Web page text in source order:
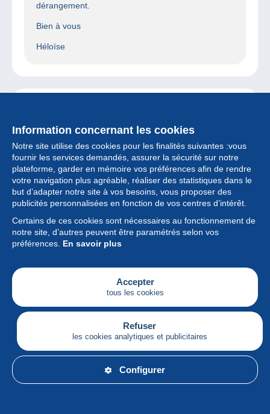
dérangement.
Bien à vous
Héloïse
bonjour,pouvez vous me dire apres de multiple tentative
comment fonctionne mon inscription sur votre site afin de
commander des cartes postal et de les achetés.Avez vos
un numéro de tel pour vous contacter avec vos heures de
disponibilité.
Héloïse
4/06/2020 at 08:19
Répondre
Bonjour,
Pour vous inscrire, cliquez sur l’onglet en haut à
gauche s’inscrire. Remplissez ensuite le formulaire
d’inscription. Puis cliquez sur le bouton « s’inscrire
gratuitement ». Après cette validation, vous allez
recevoir un email dans lequel vous devez confirmer
https://www.delcampe.net/fr/help-
Information concernant les cookies
Notre site utilise des cookies pour les finalités suivantes :vous
fournir les services demandés, assurer la sécurité sur notre
plateforme, garder en mémoire vos préférences afin de rendre
votre navigation plus agréable, réaliser des statistiques dans le
but d’adapter notre site à vos besoins, vous proposer des
publicités personnalisées en fonction de vos centres d’intérêt.
Certains de ces cookies sont nécessaires au fonctionnement de
notre site, d’autres peuvent être paramétrés selon vos
préférences. En savoir plus
Accepter
tous les cookies
Refuser
les cookies analytiques et publicitaires
Configurer